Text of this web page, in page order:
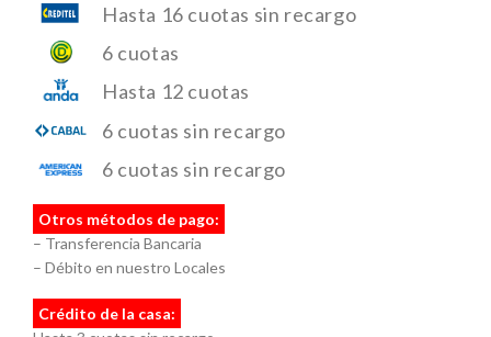
Hasta 16 cuotas sin recargo
6 cuotas
Hasta 12 cuotas
6 cuotas sin recargo
6 cuotas sin recargo
Otros métodos de pago:
– Transferencia Bancaria
– Débito en nuestro Locales
Crédito de la casa: